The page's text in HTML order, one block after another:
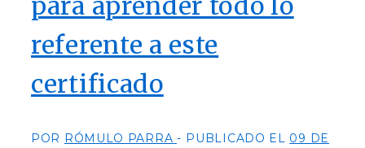
referente a este
certificado
POR RÓMULO PARRA PUBLICADO EL 09 DE